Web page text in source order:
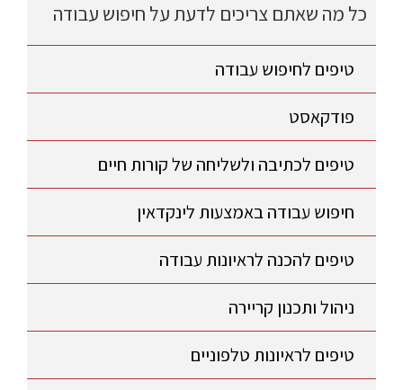
כל מה שאתם צריכים לדעת על חיפוש עבודה
טיפים לחיפוש עבודה
פודקאסט
טיפים לכתיבה ולשליחה של קורות חיים
חיפוש עבודה באמצעות לינקדאין
טיפים להכנה לראיונות עבודה
ניהול ותכנון קריירה
טיפים לראיונות טלפוניים